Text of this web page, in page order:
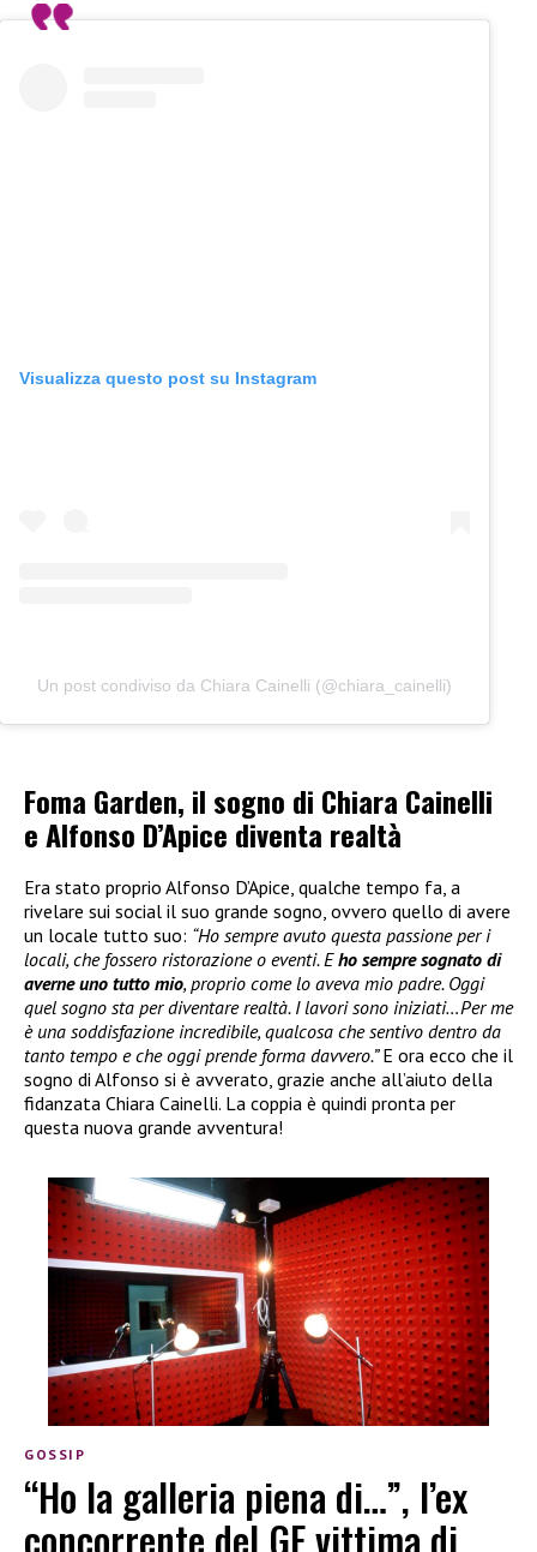
Visualizza questo post su Instagram
Un post condiviso da Chiara Cainelli (@chiara_cainelli)
Foma Garden, il sogno di Chiara Cainelli
e Alfonso D’Apice diventa realtà
Era stato proprio Alfonso D’Apice, qualche tempo fa, a
rivelare sui social il suo grande sogno, ovvero quello di avere
un locale tutto suo: “Ho sempre avuto questa passione per i
locali, che fossero ristorazione o eventi. Eho sempre sognato di
averne uno tutto mio, proprio come lo aveva mio padre. Oggi
quel sogno sta per diventare realtà. I lavori sono iniziati…Per me
è una soddisfazione incredibile, qualcosa che sentivo dentro da
tanto tempo e che oggi prende forma davvero.”E ora ecco che il
sogno di Alfonso si è avverato, grazie anche all’aiuto della
fidanzata Chiara Cainelli. La coppia è quindi pronta per
questa nuova grande avventura!
GOSSIP
“Ho la galleria piena di…”, l’ex
concorrente del GF vittima di